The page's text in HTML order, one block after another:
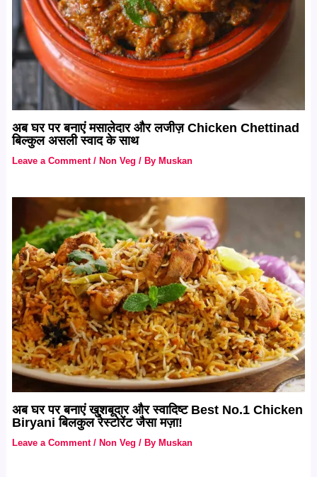
अब घर पर बनाएं मसालेदार और लजीज़ Chicken Chettinad
बिल्कुल असली स्वाद के साथ
Leave a Comment / Non Veg / By Muskan
अब घर पर बनाएं खुशबूदार और स्वादिष्ट Best No.1 Chicken
Biryani बिलकुल रेस्टोरेंट जैसा मज़ा!
Leave a Comment / Non Veg / By Muskan